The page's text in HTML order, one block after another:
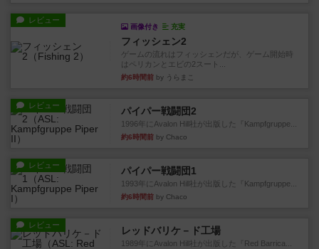
レビュー
画像付き 充実
フィッシェン2
ゲームの流れはフィッシェンだが、ゲーム開始時
はペリカンとエビの2スート...
約6時間前 by うらまこ
レビュー パイパー戦闘団2
1996年にAvalon Hill社が出版した『Kampfgruppe...
約6時間前 by Chaco
レビュー パイパー戦闘団1
1993年にAvalon Hill社が出版した『Kampfgruppe...
約6時間前 by Chaco
レビュー レッドバリケ－ド工場
1989年にAvalon Hill社が出版した『Red Barrica...